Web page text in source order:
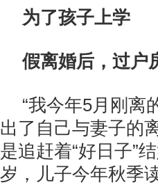
为了孩子上学
假离婚后，过户
“我今年5月刚离
出了自己与妻子的
是追赶着“好日子”
岁，儿子今年秋季